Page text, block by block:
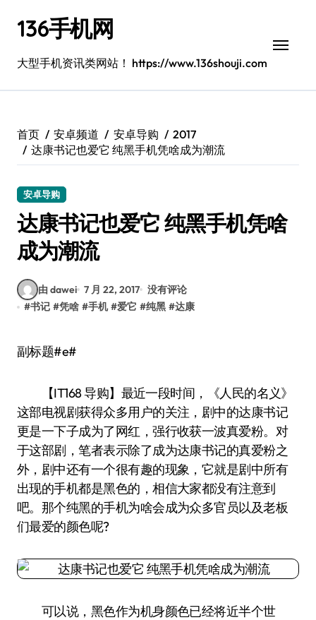
136手机网
大型手机资讯类网站！ https://www.136shouji.com
首页 安卓频道 安卓导购
2017
达康书记也爱它 纯黑手机凭啥成为潮流
安卓导购
达康书记也爱它 纯黑手机凭啥
成为潮流
由 dawei 7 月 22, 2017 没有评论
#书记 #凭啥 #手机 #爱它 #纯黑 #达康
副标题#e#
【IT168 导购】最近一段时间，《人民的名义》
这部电视剧获得众多用户的关注，剧中的达康书记
更是一下子成为了网红，强行收获一波真爱粉。对
于这部剧，笔者表示除了成为达康书记的真爱粉之
外，剧中还有一个很有趣的现象，它就是剧中所有
出现的手机都是黑色的，相信大家都没有注意到
吧。那个纯黑的手机为啥会成为众多官员以及老板
们最爱的颜色呢?
可以说，黑色作为机身颜色已经将近半个世